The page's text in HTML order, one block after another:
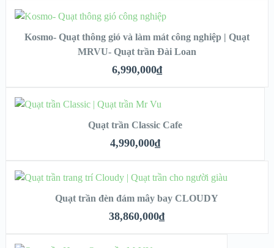
XEM NHANH
ADD TO CART
Kosmo- Quạt thông gió và làm mát công nghiệp | Quạt
MRVU- Quạt trần Đài Loan
6,990,000₫
XEM NHANH
ADD TO CART
Quạt trần Classic Cafe
4,990,000₫
XEM NHANH
ADD TO CART
Quạt trần đèn đám mây bay CLOUDY
38,860,000₫